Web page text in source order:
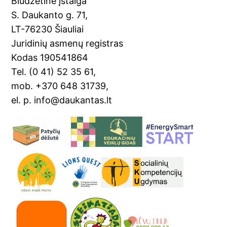
o
k
a
n
sl
at
e
S. Daukanto g. 71,
LT-76230 Šiauliai
Juridinių asmenų registras
Kodas 190541864
Tel. (0 41) 52 35 61,
mob. +370 648 31739,
el. p. info@daukantas.lt